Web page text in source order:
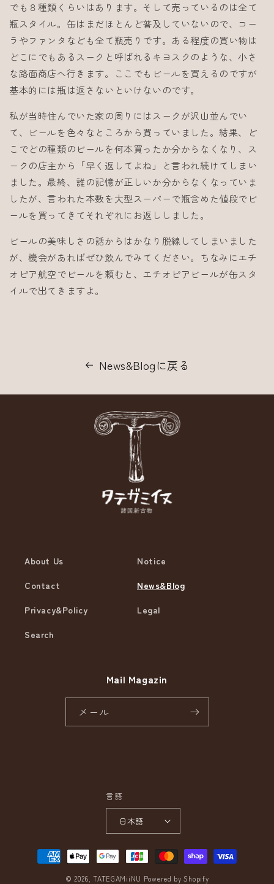
でも８種類くらいはあります。そして売っているのは全て
瓶スタイル。缶はまだほとんど普及していないので、コー
ラやファンタなども全て瓶売りです。ある程度の買い物は
どこにでもあるスークと呼ばれるキヨスクのような、小さ
な路面商店へ行きます。ここでもビールを買えるのですが
基本的には瓶は返さないといけないのです。
私が当時住んでいた家の周りにはスークが沢山並んでい
て、ビールを色々なところから買っていました。結果、ど
こでどの種類のビールを何本買ったか分からなくなり、ス
ークの店主から「早く返してよね」と言われ続けてしまい
ました。最終、誰の記憶が正しいか分からなくなっていま
したが、言われた本数を大型スーパーで瓶含めた値段でビ
ールを買ってきてそれぞれにお返ししました。
ビールの美味しさの話からはかなり脱線してしまいました
が、機会があればぜひ飲んでみてください。ちなみにエチ
オピア航空でビールを頼むと、エチオピアビールが缶スタ
イルで出てきますよ。
News&Blogに戻る
About Us
Notice
Contact
News&Blog
Privacy&Policy
Legal
Search
Mail Magazin
メール
言語
日本語
決
済
© 2026,TATEGAMiiNU Powered by Shopify